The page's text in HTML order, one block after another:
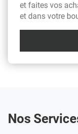
et faites vos
et dans votre
Nos